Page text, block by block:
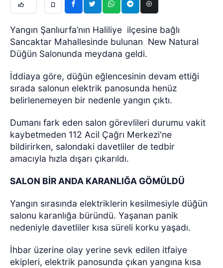
Yangın Şanlıurfa’nın Haliliye ilçesine bağlı
Sancaktar Mahallesinde bulunan New Natural
Düğün Salonunda meydana geldi.
İddiaya göre, düğün eğlencesinin devam ettiği
sırada salonun elektrik panosunda henüz
belirlenemeyen bir nedenle yangın çıktı.
Dumanı fark eden salon görevlileri durumu vakit
kaybetmeden 112 Acil Çağrı Merkezi'ne
bildirirken, salondaki davetliler de tedbir
amacıyla hızla dışarı çıkarıldı.
SALON BİR ANDA KARANLIĞA GÖMÜLDÜ
Yangın sırasında elektriklerin kesilmesiyle düğün
salonu karanlığa büründü. Yaşanan panik
nedeniyle davetliler kısa süreli korku yaşadı.
İhbar üzerine olay yerine sevk edilen itfaiye
ekipleri, elektrik panosunda çıkan yangına kısa